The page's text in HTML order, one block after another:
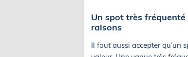
Un spot très
raisons
Il faut aussi accepter qu’un